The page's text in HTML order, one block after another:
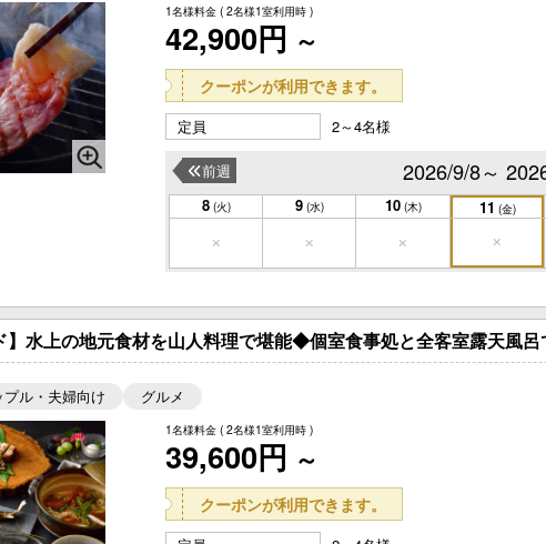
1名様料金 ( 2名様1室利用時 )
42,900円 ～
クーポンが利用できます。
定員 2～4名様
2026/9/8～
前週
8 (火) 9 (水) 10 (木) 11 (金)
】水上の地元食材を山人料理で堪能◆個室食事処と全客室露天風
プル・夫婦向け グルメ
1名様料金 ( 2名様1室利用時 )
39,600円 ～
クーポンが利用できます。